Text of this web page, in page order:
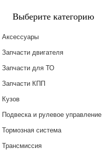
Выберите категорию
Аксессуары
Запчасти двигателя
Запчасти для ТО
Запчасти КПП
Кузов
Подвеска и рулевое управление
Тормозная система
Трансмиссия